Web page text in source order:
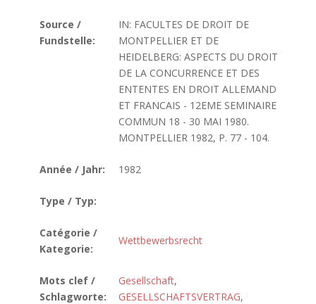
Source /
Fundstelle:
IN: FACULTES DE DROIT DE
MONTPELLIER ET DE
HEIDELBERG: ASPECTS DU DROIT
DE LA CONCURRENCE ET DES
ENTENTES EN DROIT ALLEMAND
ET FRANCAIS - 12EME SEMINAIRE
COMMUN 18 - 30 MAI 1980.
MONTPELLIER 1982, P. 77 - 104.
Année / Jahr: 1982
Type / Typ:
Catégorie /
Kategorie:
Wettbewerbsrecht
Mots clef /
Schlagworte:
Gesellschaft,
GESELLSCHAFTSVERTRAG,